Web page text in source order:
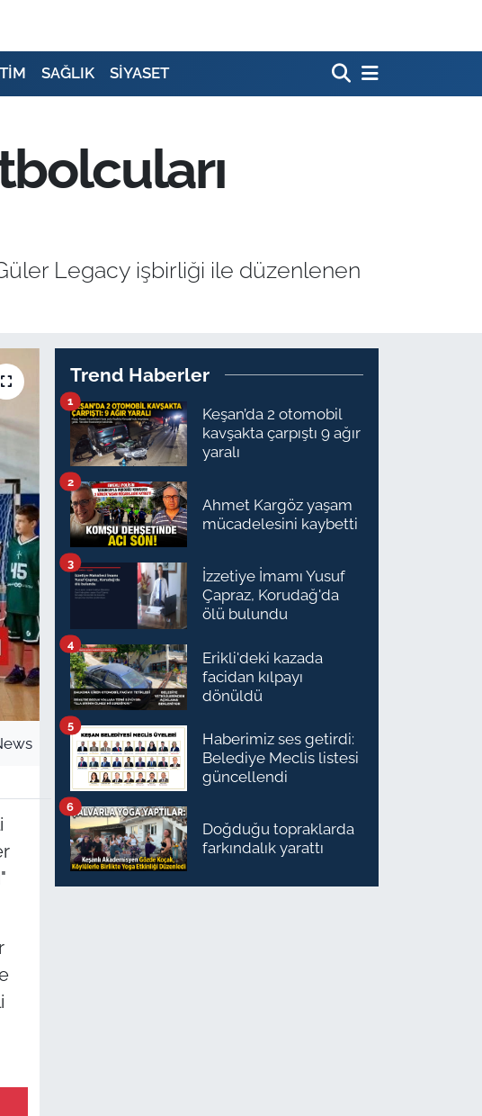
SAĞLIK SİYASET
Legacy işbirliği ile düzenlenen
"
Trend Haberler
Keşan’da 2 otomobil
kavşakta çarpıştı 9 ağır
yaralı
1
Ahmet Kargöz yaşam
mücadelesini kaybetti
2
İzzetiye İmamı Yusuf
Çapraz, Korudağ'da
ölü bulundu
3
Erikli'deki kazada
facidan kılpayı
dönüldü
4
Haberimiz ses getirdi:
Belediye Meclis listesi
güncellendi
5
Doğduğu topraklarda
farkındalık yarattı
6